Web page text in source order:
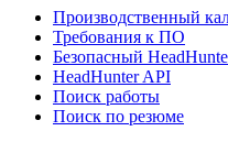
Производственный
Требования к ПО
Безопасный
HeadHunter API
Поиск работы
Поиск по резюме